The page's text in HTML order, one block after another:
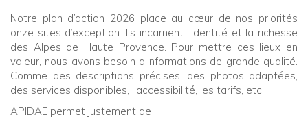
Notre plan d’action 2026 place au cœur de nos priorités
onze sites d’exception. Ils incarnent l’identité et la richesse
des Alpes de Haute Provence. Pour mettre ces lieux en
valeur, nous avons besoin d’informations de grande qualité.
Comme des descriptions précises, des photos adaptées,
des services disponibles, l'accessibilité, les tarifs, etc.
APIDAE permet justement de :